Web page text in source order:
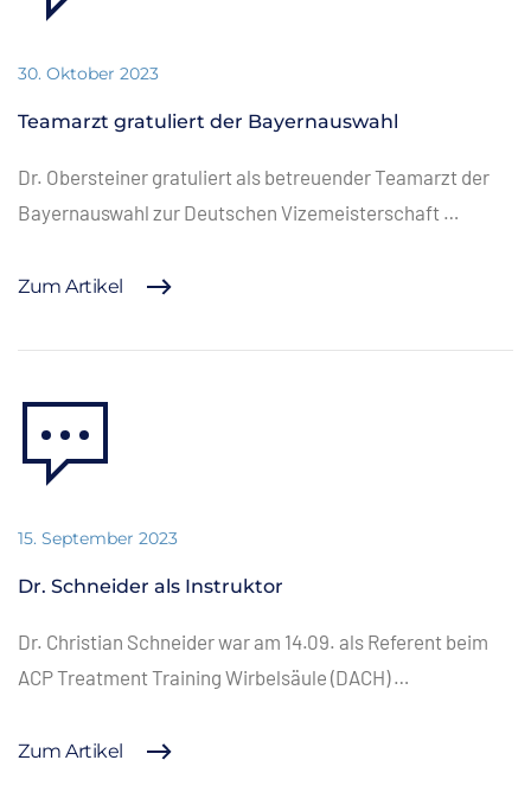
30. Oktober 2023
Teamarzt gratuliert der Bayernauswahl
Dr. Obersteiner gratuliert als betreuender Teamarzt der
Bayernauswahl zur Deutschen Vizemeisterschaft …
Zum Artikel
15. September 2023
Dr. Schneider als Instruktor
Dr. Christian Schneider war am 14.09. als Referent beim
ACP Treatment Training Wirbelsäule (DACH) …
Zum Artikel